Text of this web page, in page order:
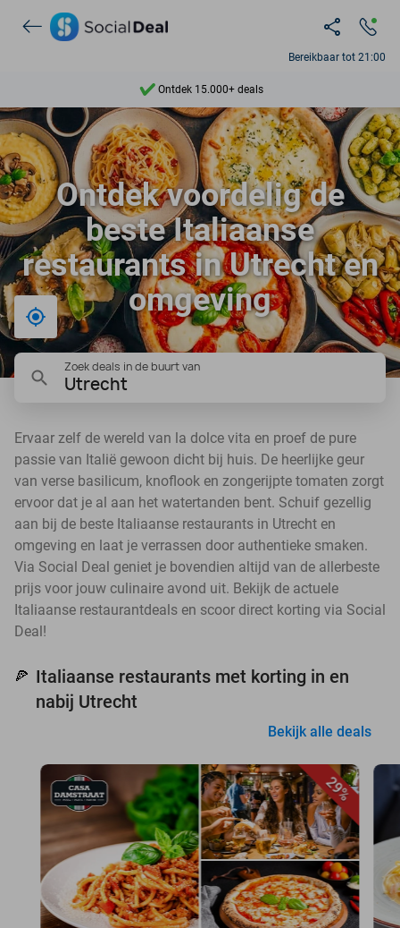
Bereikbaar tot 21:00
Ontdek 15.000+ deals
7 dagen per week beschikbaar
10+ miljoen leden
9,4
Ontdek 15.000+ deals
Ontdek voordelig de
beste Italiaanse
restaurants in Utrecht en
omgeving
Bij mij in de buurt
Zoek deals in de buurt van
Utrecht
Ervaar zelf de wereld van la dolce vita en proef de pure
passie van Italië gewoon dicht bij huis. De heerlijke geur
van verse basilicum, knoflook en zongerijpte tomaten zorgt
ervoor dat je al aan het watertanden bent. Schuif gezellig
aan bij de beste Italiaanse restaurants in Utrecht en
omgeving en laat je verrassen door authentieke smaken.
Via Social Deal geniet je bovendien altijd van de allerbeste
prijs voor jouw culinaire avond uit. Bekijk de actuele
Italiaanse restaurantdeals en scoor direct korting via Social
Deal!
🍕 Italiaanse restaurants met korting in en
nabij Utrecht
Bekijk alle deals
29%